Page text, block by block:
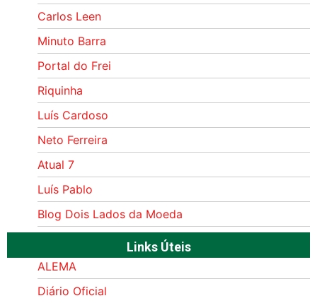
Carlos Leen
Minuto Barra
Portal do Frei
Riquinha
Luís Cardoso
Neto Ferreira
Atual 7
Luís Pablo
Blog Dois Lados da Moeda
Links Úteis
ALEMA
Diário Oficial